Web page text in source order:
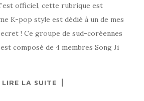
officiel, cette rubrique est
K-pop style est dédié à un de mes
! Ce groupe de sud-coréennes
composé de 4 membres Song Ji
LIRE LA SUITE